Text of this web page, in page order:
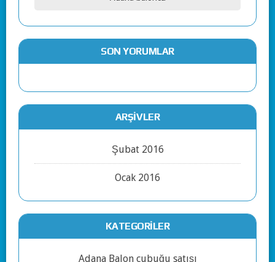
SON YORUMLAR
ARŞIVLER
Şubat 2016
Ocak 2016
KATEGORILER
Adana Balon çubuğu satışı